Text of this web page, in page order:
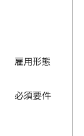
雇用形態
必須要件